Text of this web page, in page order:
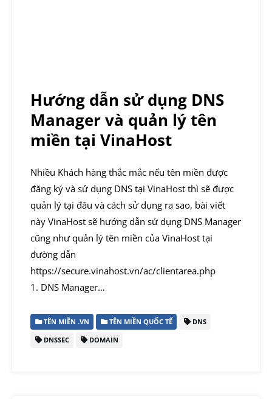
Hướng dẫn sử dụng DNS
Manager và quản lý tên
miền tại VinaHost
Nhiều Khách hàng thắc mắc nếu tên miền được
đăng ký và sử dụng DNS tại VinaHost thì sẽ được
quản lý tại đâu và cách sử dụng ra sao, bài viết
này VinaHost sẽ hướng dẫn sử dụng DNS Manager
cũng như quản lý tên miền của VinaHost tại
đường dẫn
https://secure.vinahost.vn/ac/clientarea.php
1. DNS Manager…
TÊN MIỀN .VN TÊN MIỀN QUỐC TẾ
DNS
DNSSEC
DOMAIN